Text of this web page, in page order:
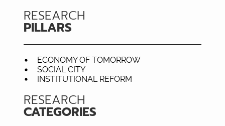
RESEARCH
PILLARS
ECONOMY OF TOMORROW
SOCIAL CITY
INSTITUTIONAL REFORM
RESEARCH
CATEGORIES